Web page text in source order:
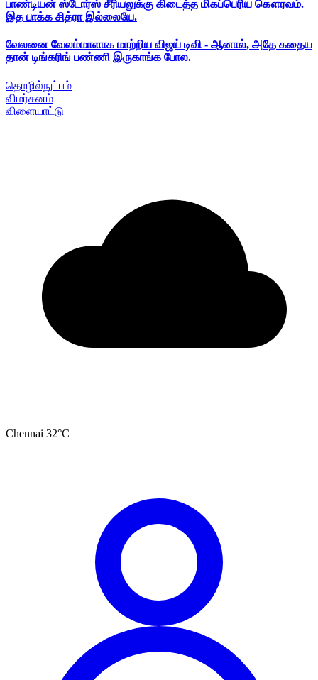
பாண்டியன் ஸ்டோர்ஸ் சீரியலுக்கு கிடைத்த மிகப்பெரிய கௌரவம்.
இத பாக்க சித்ரா இல்லையே.
வேலனை வேலம்மாளாக மாற்றிய விஜய் டிவி - ஆனால், அதே கதைய
தான் டிங்கரிங் பண்ணி இருகாங்க போல.
தொழில்நுட்பம்
விமர்சனம்
விளையாட்டு
Chennai 32°C